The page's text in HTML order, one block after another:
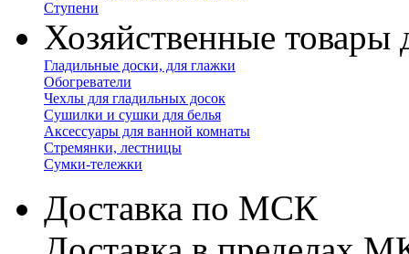
Ступени
Хозяйственные товары
Гладильные доски, для глажки
Обогреватели
Чехлы для гладильных досок
Сушилки и сушки для белья
Аксессуары для ванной комнаты
Стремянки, лестницы
Сумки-тележки
Доставка по МСК